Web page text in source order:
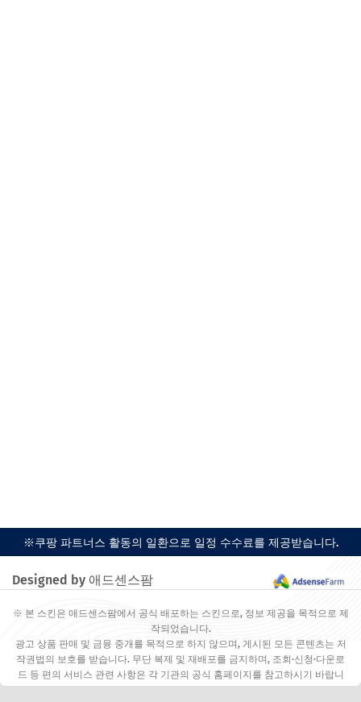
※쿠팡 파트너스 활동의 일환으로 일정 수수료를 제공받습니다.
Designed by 애드센스팜
※ 본 스킨은 애드센스팜에서 공식 배포하는 스킨으로, 정보 제공을 목적으로 제
작되었습니다.
광고 상품 판매 및 금융 중개를 목적으로 하지 않으며, 게시된 모든 콘텐츠는 저
작권법의 보호를 받습니다. 무단 복제 및 재배포를 금지하며, 조회·신청·다운로
드 등 편의 서비스 관련 사항은 각 기관의 공식 홈페이지를 참고하시기 바랍니